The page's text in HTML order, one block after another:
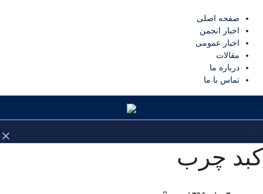
صفحه اصلی
اخبار انجمن
اخبار عمومی
مقالات
درباره ما
تماس با ما
کبد چرب